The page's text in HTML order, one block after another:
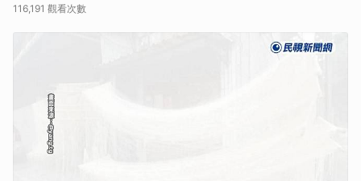
116,191 觀看次數